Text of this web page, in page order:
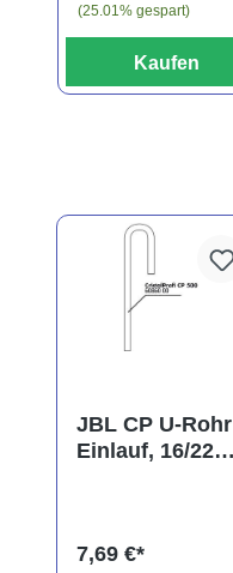
(25.01% gespart)
Kaufen
JBL CP U-Rohr
Einlauf, 16/22
7,69 €*